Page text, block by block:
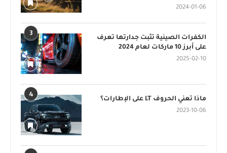
2024-01-06
3
الكفرات الصينية تثبت جدارتها تعرف
على أبرز 10 ماركات لعام 2024
2025-02-10
4
ماذا تعني الحروف LT على الإطارات؟
2023-10-06